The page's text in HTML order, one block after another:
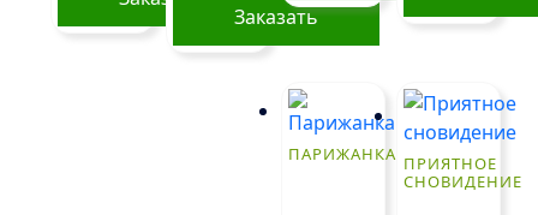
Заказать
ПАРИЖАНКА ПРИЯТНОЕ
СНОВИДЕНИЕ